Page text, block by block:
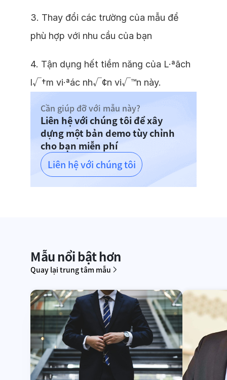
3. Thay đổi các trường của mẫu để
phù hợp với nhu cầu của bạn
4. Tận dụng hết tiềm năng của L·ªãch
l√†m vi·ªác nh√¢n vi√™n này.
Liên hệ với chúng tôi
Cần giúp đỡ với mẫu này?
Liên hệ với chúng tôi để xây
dựng một bản demo tùy chỉnh
cho bạn miễn phí
Mẫu nổi bật hơn
Quay lại trung tâm mẫu